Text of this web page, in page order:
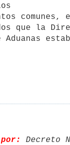
comunes,
que la
por:
Decreto